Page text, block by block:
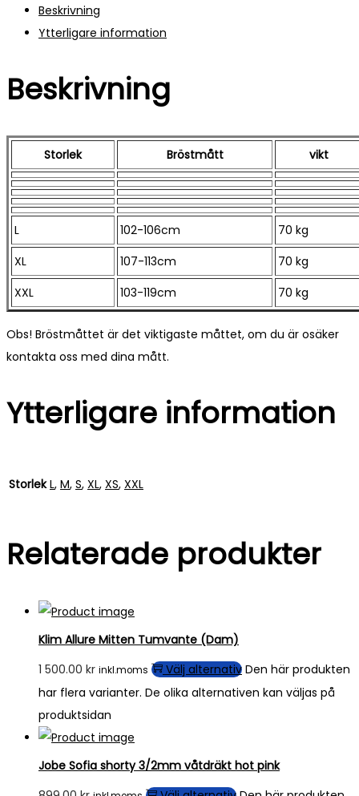
Beskrivning
Ytterligare information
Beskrivning
Storlek Bröstmått vikt
L 102-106cm
70 kg
XL
107-113cm
70 kg
XXL
103-119cm 70 kg
Obs! Bröstmåttet är det viktigaste måttet, om du är osäker
kontakta oss med dina mått.
Ytterligare information
Storlek L, M, S, XL, XS, XXL
Relaterade produkter
Klim Allure Mitten Tumvante (Dam)
1 500.00 kr inkl.moms Välj alternativ Den här produkten
har flera varianter. De olika alternativen kan väljas på
produktsidan
Jobe Sofia shorty 3/2mm våtdräkt hot pink